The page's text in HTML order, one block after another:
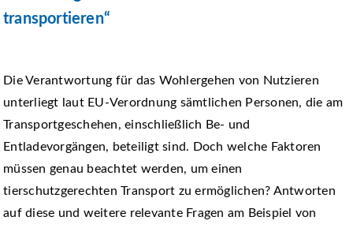
transportieren“
Die Verantwortung für das Wohlergehen von Nutzieren
unterliegt laut EU-Verordnung sämtlichen Personen, die am
Transportgeschehen, einschließlich Be- und
Entladevorgängen, beteiligt sind. Doch welche Faktoren
müssen genau beachtet werden, um einen
tierschutzgerechten Transport zu ermöglichen? Antworten
auf diese und weitere relevante Fragen am Beispiel von